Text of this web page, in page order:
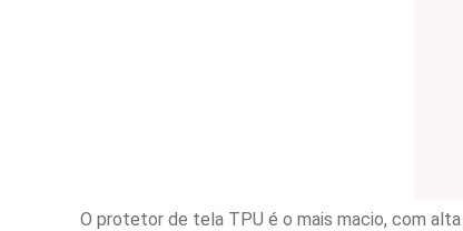
O protetor de tela TPU é o mais macio, com